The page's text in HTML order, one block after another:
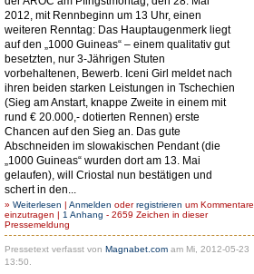
2012, mit Rennbeginn um 13 Uhr, einen
weiteren Renntag: Das Hauptaugenmerk liegt
auf den „1000 Guineas“ – einem qualitativ gut
besetzten, nur 3-Jährigen Stuten
vorbehaltenen, Bewerb. Iceni Girl meldet nach
ihren beiden starken Leistungen in Tschechien
(Sieg am Anstart, knappe Zweite in einem mit
rund € 20.000,- dotierten Rennen) erste
Chancen auf den Sieg an. Das gute
Abschneiden im slowakischen Pendant (die
„1000 Guineas“ wurden dort am 13. Mai
gelaufen), will Criostal nun bestätigen und
schert in den...
» Weiterlesen | Anmelden oderregistrieren um Kommentare
einzutragen | 1 Anhang - 2659 Zeichen in dieser
Pressemeldung
Pressetext verfasst von Magnabet.com am Mi, 2012-05-23
13:50.